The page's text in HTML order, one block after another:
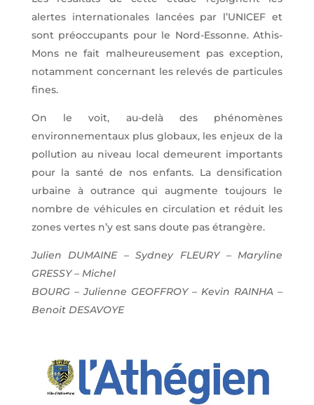
alertes internationales lancées par l’UNICEF et
sont préoccupants pour le Nord-Essonne. Athis-
Mons ne fait malheureusement pas exception,
notamment concernant les relevés de particules
fines.
On le voit, au-delà des phénomènes
environnementaux plus globaux, les enjeux de la
pollution au niveau local demeurent importants
pour la santé de nos enfants. La densification
urbaine à outrance qui augmente toujours le
nombre de véhicules en circulation et réduit les
zones vertes n’y est sans doute pas étrangère.
Julien DUMAINE – Sydney FLEURY – Maryline
GRESSY – Michel
BOURG – Julienne GEOFFROY – Kevin RAINHA –
Benoit DESAVOYE